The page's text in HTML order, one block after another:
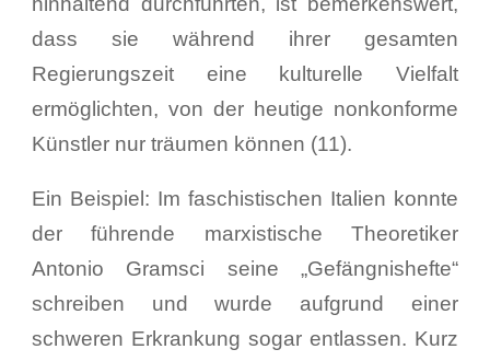
dass sie während ihrer gesamten
Regierungszeit eine kulturelle Vielfalt
ermöglichten, von der heutige nonkonforme
Künstler nur träumen können (11).
Ein Beispiel: Im faschistischen Italien konnte
der führende marxistische Theoretiker
Antonio Gramsci seine „Gefängnishefte“
schreiben und wurde aufgrund einer
schweren Erkrankung sogar entlassen. Kurz